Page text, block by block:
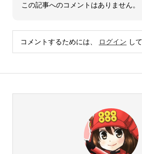
この記事へのコメントはありません。
コメントするためには、 ログイン し